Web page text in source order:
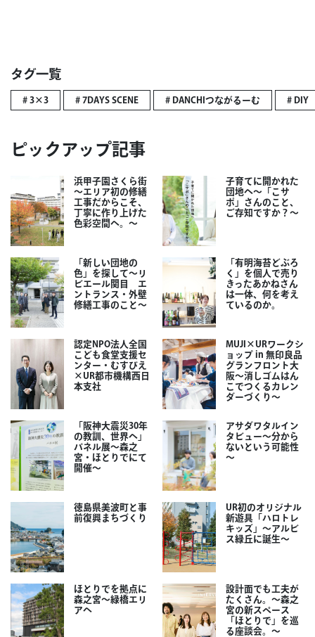
タグ一覧
# 3×3 # 7DAYS SCENE # DANCHIつながるーむ # DIY
ピックアップ記事
浜甲子園さくら街
～エリア初の修繕
工事だからこそ、
丁寧に作り上げた
色彩空間へ。～
子育てに開かれた
団地へ～「こサ
ポ」さんのこと、
ご存知ですか？～
「新しい団地の
色」を探して～リ
ビエール関目 エ
ントランス・外壁
修繕工事のこと～
「有明海苔どぶろ
く」を個人で売り
きったあかねさん
は一体、何を考え
ているのか。
認定NPO法人全国
こども食堂支援セ
ンター・むすびえ
×UR都市機構西日
本支社
MUJI×URワークシ
ョップ in 無印良品
グランフロント大
阪～消しゴムはん
こでつくるカレン
ダーづくり～
「阪神大震災30年
の教訓、世界へ」
パネル展～森之
宮・ほとりでにて
開催～
アサダワタルイン
タビュー～分から
ないという可能性
～
徳島県美波町と事
前復興まちづくり
UR初のオリジナル
新遊具「ハロトレ
キッズ」～アルビ
ス緑丘に誕生～
ほとりでを拠点に
森之宮～緑橋エリ
アへ
設計面でも工夫が
たくさん。～森之
宮の新スペース
「ほとりで」を巡
る座談会。～